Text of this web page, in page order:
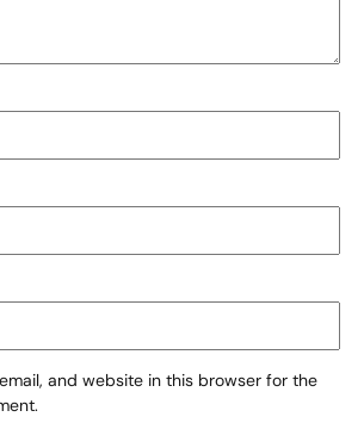
and website in this browser for the